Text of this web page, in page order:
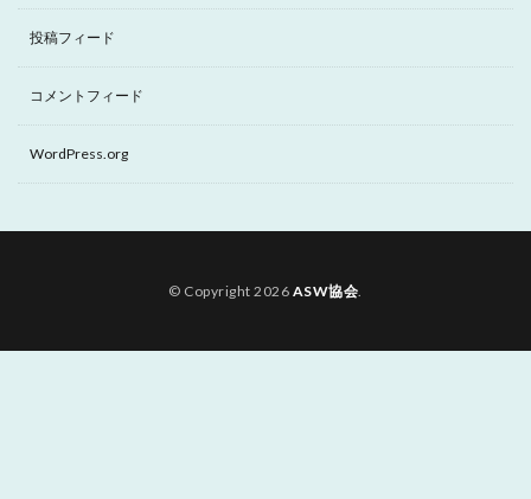
投稿フィード
コメントフィード
WordPress.org
© Copyright 2026 ASW協会